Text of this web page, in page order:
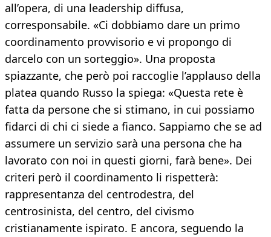
all’opera, di una leadership diffusa,
corresponsabile. «Ci dobbiamo dare un primo
coordinamento provvisorio e vi propongo di
darcelo con un sorteggio». Una proposta
spiazzante, che però poi raccoglie l’applauso della
platea quando Russo la spiega: «Questa rete è
fatta da persone che si stimano, in cui possiamo
fidarci di chi ci siede a fianco. Sappiamo che se ad
assumere un servizio sarà una persona che ha
lavorato con noi in questi giorni, farà bene». Dei
criteri però il coordinamento li rispetterà:
rappresentanza del centrodestra, del
centrosinista, del centro, del civismo
cristianamente ispirato. E ancora, seguendo la